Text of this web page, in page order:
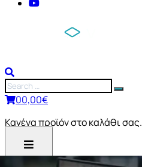
00,00€
Κανένα προϊόν στο καλάθι σας.